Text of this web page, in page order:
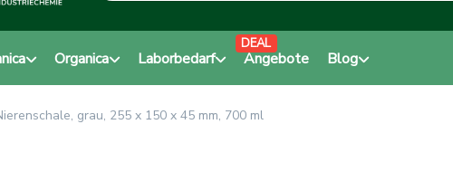
Organica Laborbedarf Angebote
DEAL
Blog
grau, 255 x 150 x 45 mm, 700 ml